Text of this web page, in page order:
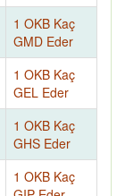
1 OKB Kaç
GMD Eder
1 OKB Kaç
GEL Eder
1 OKB Kaç
GHS Eder
1 OKB Kaç